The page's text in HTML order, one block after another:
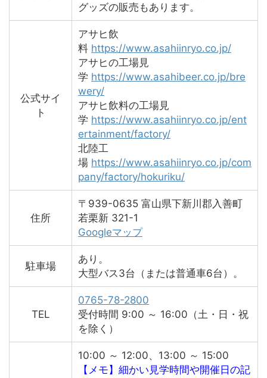
グッズの販売もあります。
公式サイ
ト
アサヒ飲
料 https://www.asahiinryo.co.jp/
アサヒの工場見
学 https://www.asahibeer.co.jp/bre
wery/
アサヒ飲料の工場見
学 https://www.asahiinryo.co.jp/ent
ertainment/factory/
北陸工
場 https://www.asahiinryo.co.jp/com
pany/factory/hokuriku/
住所
〒939-0635 富山県下新川郡入善町
若栗新 321-1
Googleマップ
駐車場
あり。
大型バス3台（または普通車6台）。
TEL
0765-78-2800
受付時間 9:00 ～ 16:00（土・日・祝
を除く）
10:00 ～ 12:00、13:00 ～ 15:00
【メモ】細かい見学時間や開催日の記